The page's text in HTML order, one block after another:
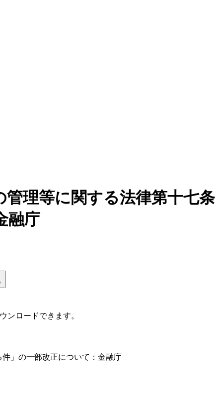
管理等に関する法律第十七条
融庁
ンロードできます。
」の一部改正について：金融庁